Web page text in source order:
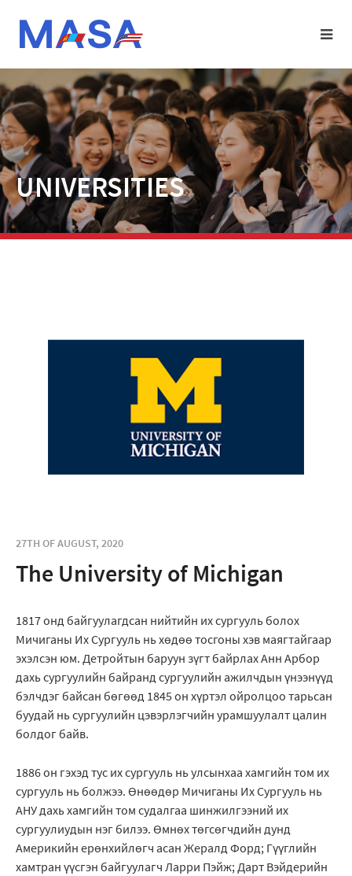
UNIVERSITIES
27TH OF AUGUST, 2020
The University of Michigan
1817 онд байгуулагдсан нийтийн их сургууль болох
Мичиганы Их Сургууль нь хөдөө тосгоны хэв маягтайгаар
эхэлсэн юм. Детройтын баруун зүгт байрлах Анн Арбор
дахь сургуулийн байранд сургуулийн ажилчдын үнээнүүд
бэлчдэг байсан бөгөөд 1845 он хүртэл ойролцоо тарьсан
буудай нь сургуулийн цэвэрлэгчийн урамшуулалт цалин
болдог байв.
1886 он гэхэд тус их сургууль нь улсынхаа хамгийн том их
сургууль нь болжээ. Өнөөдөр Мичиганы Их Сургууль нь
АНУ дахь хамгийн том судалгаа шинжилгээний их
сургуулиудын нэг билээ. Өмнөх төгсөгчдийн дунд
Америкийн ерөнхийлөгч асан Жералд Форд; Гүүглийн
хамтран үүсгэн байгуулагч Ларри Пэйж; Дарт Вэйдерийн